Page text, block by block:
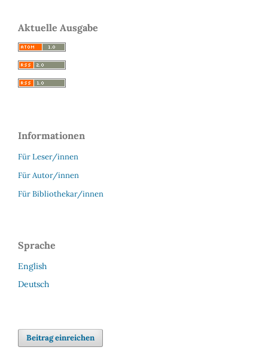
Aktuelle Ausgabe
Informationen
Für Leser/innen
Für Autor/innen
Für Bibliothekar/innen
Sprache
English
Deutsch
Beitrag einreichen